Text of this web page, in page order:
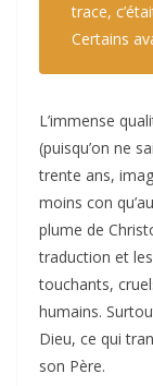
trace,
Certains
L’immense
(puisqu’on ne
trente ans,
moins con
plume de
traduction et
touchants,
humains.
Dieu, ce qui
son Père.